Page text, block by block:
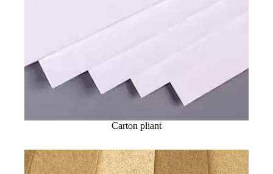
Carton pliant